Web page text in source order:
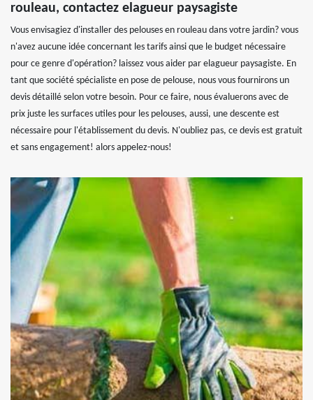
rouleau, contactez elagueur paysagiste
Vous envisagiez d'installer des pelouses en rouleau dans votre jardin? vous
n'avez aucune idée concernant les tarifs ainsi que le budget nécessaire
pour ce genre d'opération? laissez vous aider par elagueur paysagiste. En
tant que société spécialiste en pose de pelouse, nous vous fournirons un
devis détaillé selon votre besoin. Pour ce faire, nous évaluerons avec de
prix juste les surfaces utiles pour les pelouses, aussi, une descente est
nécessaire pour l'établissement du devis. N'oubliez pas, ce devis est gratuit
et sans engagement! alors appelez-nous!